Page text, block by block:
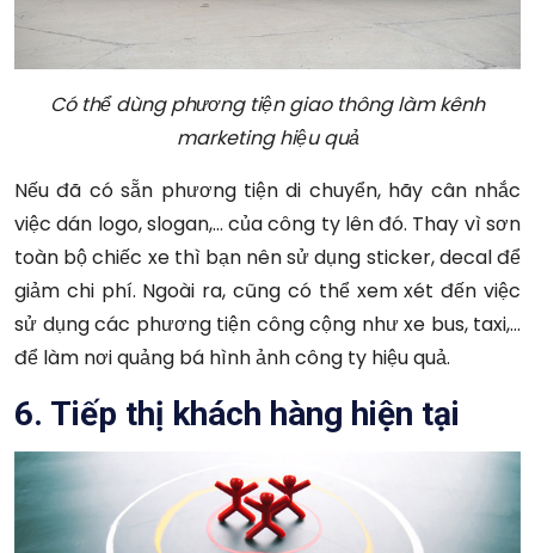
Có thể dùng phương tiện giao thông làm kênh
marketing hiệu quả
Nếu đã có sẵn phương tiện di chuyển, hãy cân nhắc
việc dán logo, slogan,… của công ty lên đó. Thay vì sơn
toàn bộ chiếc xe thì bạn nên sử dụng sticker, decal để
giảm chi phí. Ngoài ra, cũng có thể xem xét đến việc
sử dụng các phương tiện công cộng như xe bus, taxi,…
để làm nơi quảng bá hình ảnh công ty hiệu quả.
6. Tiếp thị khách hàng hiện tại